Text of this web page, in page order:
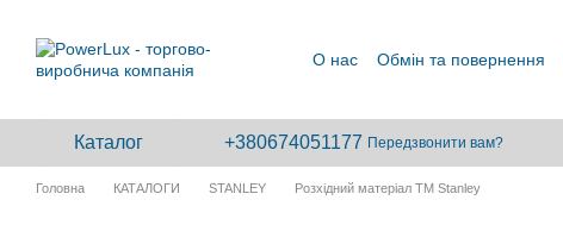
О нас Обмін та повернення
Каталог +380674051177 Передзвонити вам?
Головна КАТАЛОГИ STANLEY Розхідний матеріал ТМ Stanley